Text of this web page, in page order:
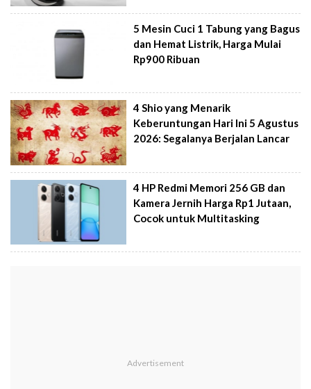
5 Mesin Cuci 1 Tabung yang Bagus
dan Hemat Listrik, Harga Mulai
Rp900 Ribuan
4 Shio yang Menarik
Keberuntungan Hari Ini 5 Agustus
2026: Segalanya Berjalan Lancar
4 HP Redmi Memori 256 GB dan
Kamera Jernih Harga Rp1 Jutaan,
Cocok untuk Multitasking